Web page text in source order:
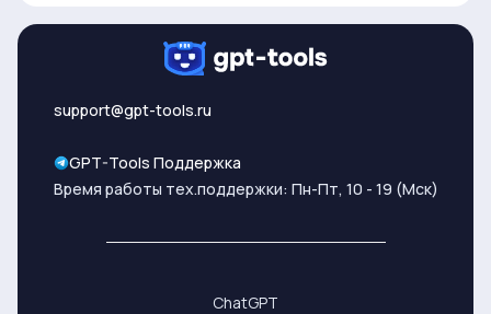
support@gpt-tools.ru
GPT-Tools Поддержка
Время работы тех.поддержки: Пн-Пт, 10 - 19 (Мск)
ChatGPT